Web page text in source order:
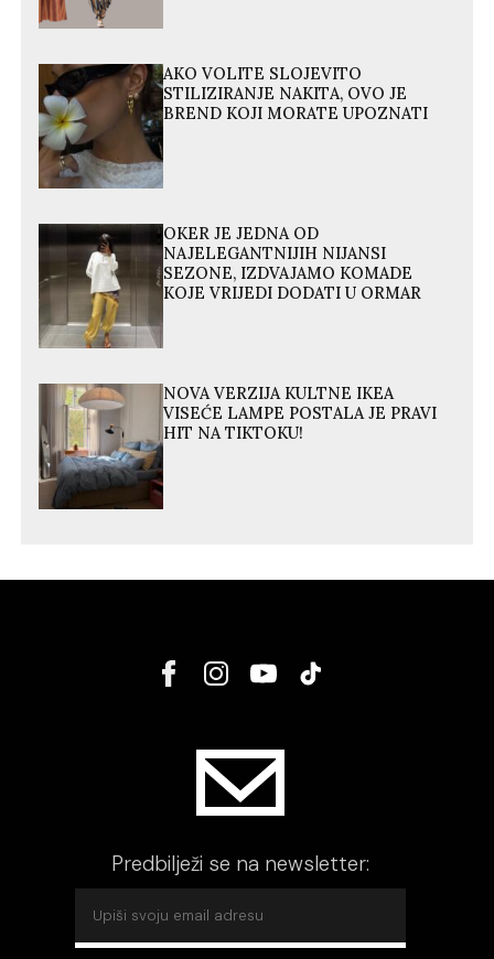
AKO VOLITE SLOJEVITO
STILIZIRANJE NAKITA, OVO JE
BREND KOJI MORATE UPOZNATI
OKER JE JEDNA OD
NAJELEGANTNIJIH NIJANSI
SEZONE, IZDVAJAMO KOMADE
KOJE VRIJEDI DODATI U ORMAR
NOVA VERZIJA KULTNE IKEA
VISEĆE LAMPE POSTALA JE PRAVI
HIT NA TIKTOKU!
Predbilježi se na newsletter: